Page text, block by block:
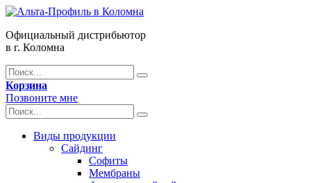
Официальный дистрибьютор
в г. Коломна
Корзина
Позвоните мне
Виды продукции
Сайдинг
Софиты
Мембраны